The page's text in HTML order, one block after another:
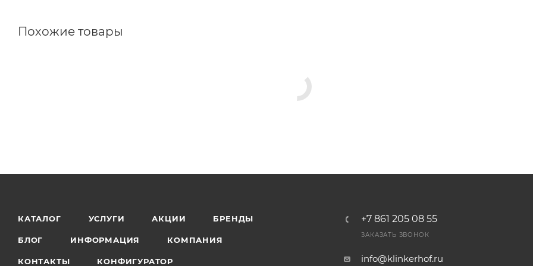
Похожие товары
КАТАЛОГ УСЛУГИ АКЦИИ БРЕНДЫ
БЛОГ ИНФОРМАЦИЯ КОМПАНИЯ
КОНТАКТЫ КОНФИГУРАТОР
+7 861 205 08 55
ЗАКАЗАТЬ ЗВОНОК
info@klinkerhof.ru